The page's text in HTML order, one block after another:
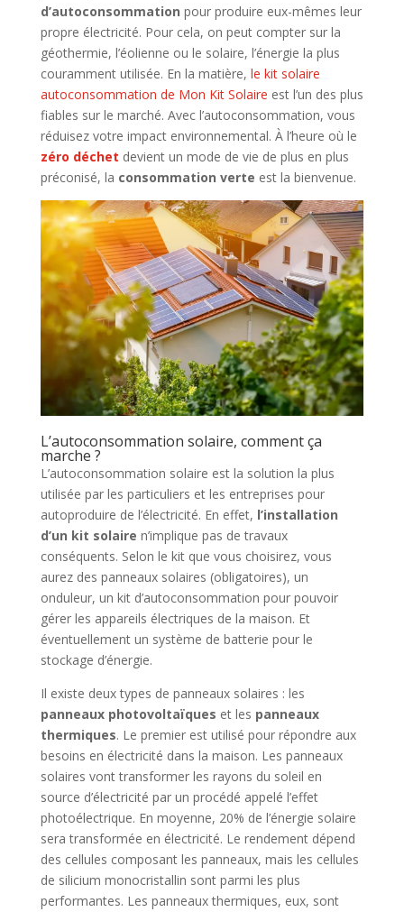
d’autoconsommation pour produire eux-mêmes leur
propre électricité. Pour cela, on peut compter sur la
géothermie, l’éolienne ou le solaire, l’énergie la plus
couramment utilisée. En la matière, le kit solaire
autoconsommation de Mon Kit Solaire est l’un des plus
fiables sur le marché. Avec l’autoconsommation, vous
réduisez votre impact environnemental. À l’heure où le
zéro déchet devient un mode de vie de plus en plus
préconisé, la consommation verte est la bienvenue.
L’autoconsommation solaire, comment ça
marche ?
L’autoconsommation solaire est la solution la plus
utilisée par les particuliers et les entreprises pour
autoproduire de l’électricité. En effet, l’installation
d’un kit solaire n’implique pas de travaux
conséquents. Selon le kit que vous choisirez, vous
aurez des panneaux solaires (obligatoires), un
onduleur, un kit d’autoconsommation pour pouvoir
gérer les appareils électriques de la maison. Et
éventuellement un système de batterie pour le
stockage d’énergie.
Il existe deux types de panneaux solaires : les
panneaux photovoltaïques et les panneaux
thermiques. Le premier est utilisé pour répondre aux
besoins en électricité dans la maison. Les panneaux
solaires vont transformer les rayons du soleil en
source d’électricité par un procédé appelé l’effet
photoélectrique. En moyenne, 20% de l’énergie solaire
sera transformée en électricité. Le rendement dépend
des cellules composant les panneaux, mais les cellules
de silicium monocristallin sont parmi les plus
performantes. Les panneaux thermiques, eux, sont